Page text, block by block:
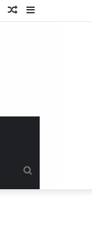
Articolo
Log